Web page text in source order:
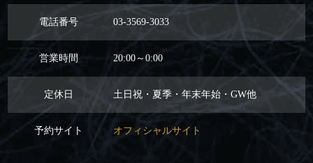
電話番号 03-3569-3033
営業時間 20:00～0:00
定休日 土日祝・夏季・年末年始・GW他
予約サイト オフィシャルサイト